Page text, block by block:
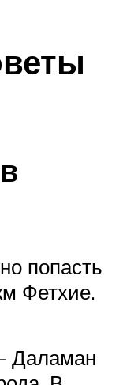
попасть
Фетхие.
Даламан